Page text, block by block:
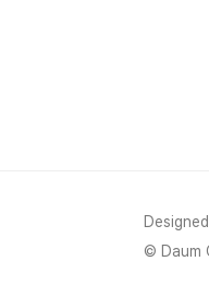
룰 일이
Designed
© Daum